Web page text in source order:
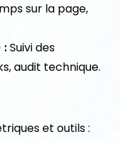
sur la page,
:Suivi des
audit technique.
et outils :